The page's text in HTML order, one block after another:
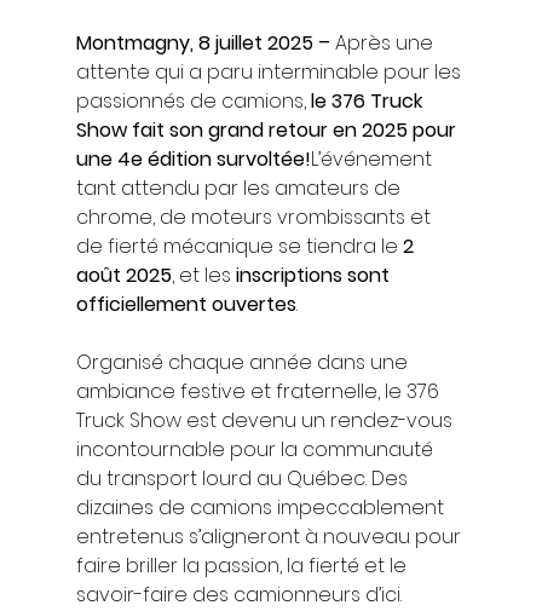
Montmagny, 8 juillet 2025 – Après une
attente qui a paru interminable pour les
passionnés de camions, le 376 Truck
Show fait son grand retour en 2025 pour
une 4e édition survoltée!L’événement
tant attendu par les amateurs de
chrome, de moteurs vrombissants et
de fierté mécanique se tiendra le 2
août 2025, et les inscriptions sont
officiellement ouvertes.
Organisé chaque année dans une
ambiance festive et fraternelle, le 376
Truck Show est devenu un rendez-vous
incontournable pour la communauté
du transport lourd au Québec. Des
dizaines de camions impeccablement
entretenus s’aligneront à nouveau pour
faire briller la passion, la fierté et le
savoir-faire des camionneurs d’ici.